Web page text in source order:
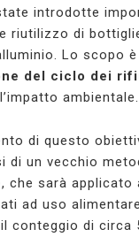
introdotte
riutilizzo di
Lo scopo
del ciclo dei
ambientale.
di questo
di un vecchio
, che sarà applicato
ad uso
conteggio di circa